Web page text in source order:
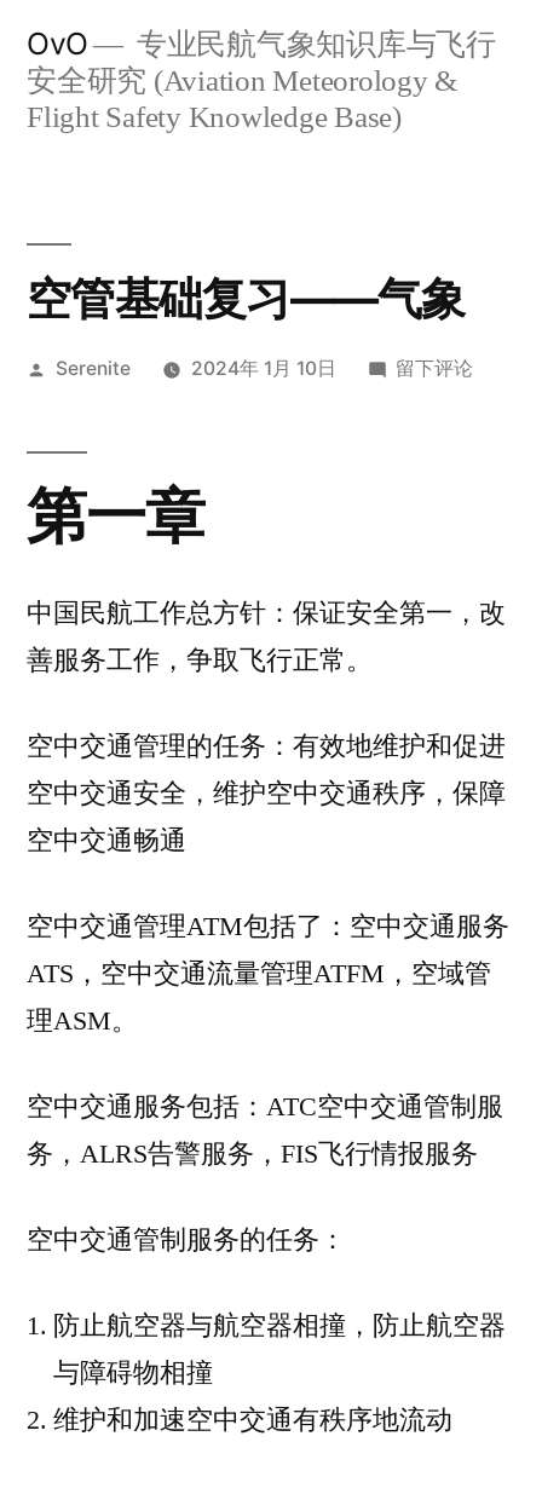
OvO
专业民航气象知识库与飞行
安全研究 (Aviation Meteorology &
Flight Safety Knowledge Base)
空管基础复习——气象
发
Serenite 2024年 1月 10日
于
——
留下评论
第一章
中国民航工作总方针：保证安全第一，改
善服务工作，争取飞行正常。
空中交通管理的任务：有效地维护和促进
空中交通安全，维护空中交通秩序，保障
空中交通畅通
空中交通管理ATM包括了：空中交通服务
ATS，空中交通流量管理ATFM，空域管
理ASM。
空中交通服务包括：ATC空中交通管制服
务，ALRS告警服务，FIS飞行情报服务
空中交通管制服务的任务：
防止航空器与航空器相撞，防止航空器
与障碍物相撞
维护和加速空中交通有秩序地流动